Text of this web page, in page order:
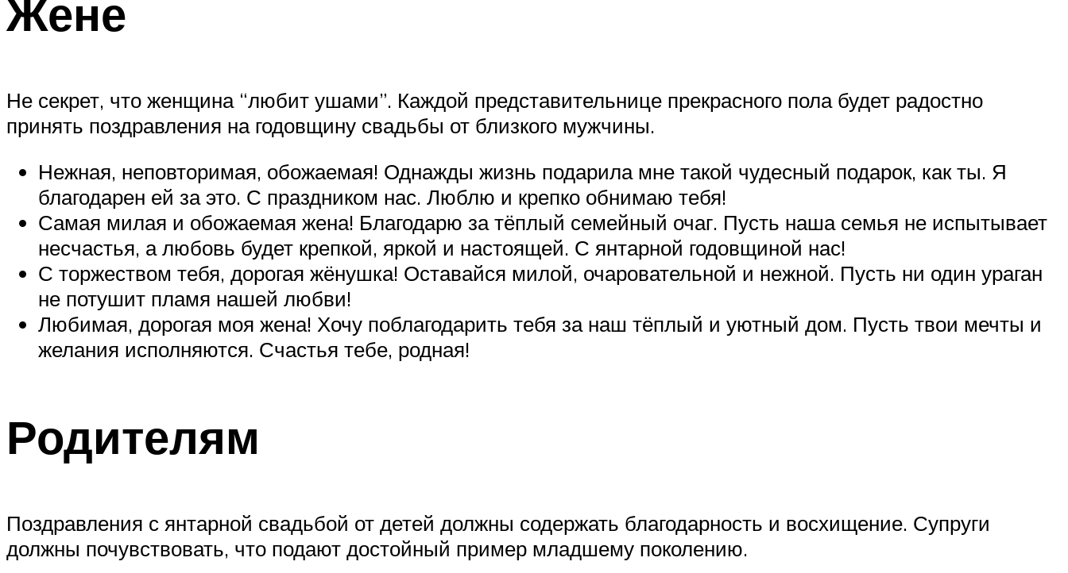
Жене
Не секрет, что женщина “любит ушами”. Каждой представительнице прекрасного пола будет радостно
принять поздравления на годовщину свадьбы от близкого мужчины.
Нежная, неповторимая, обожаемая! Однажды жизнь подарила мне такой чудесный подарок, как ты. Я
благодарен ей за это. С праздником нас. Люблю и крепко обнимаю тебя!
Самая милая и обожаемая жена! Благодарю за тёплый семейный очаг. Пусть наша семья не испытывает
несчастья, а любовь будет крепкой, яркой и настоящей. С янтарной годовщиной нас!
С торжеством тебя, дорогая жёнушка! Оставайся милой, очаровательной и нежной. Пусть ни один ураган
не потушит пламя нашей любви!
Любимая, дорогая моя жена! Хочу поблагодарить тебя за наш тёплый и уютный дом. Пусть твои мечты и
желания исполняются. Счастья тебе, родная!
Родителям
Поздравления с янтарной свадьбой от детей должны содержать благодарность и восхищение. Супруги
должны почувствовать, что подают достойный пример младшему поколению.